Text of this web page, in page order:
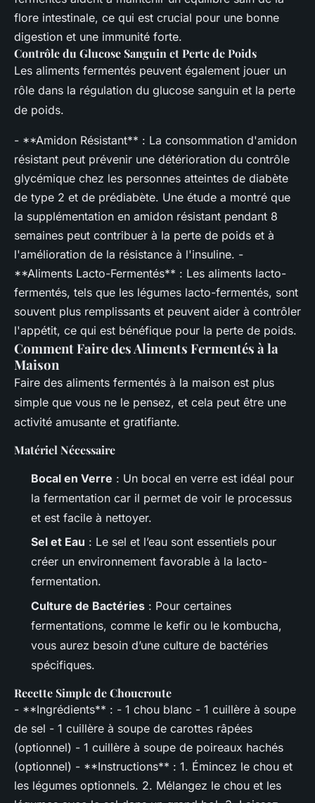
flore intestinale, ce qui est crucial pour une bonne
digestion et une immunité forte.
Contrôle du Glucose Sanguin et Perte de Poids
Les aliments fermentés peuvent également jouer un
rôle dans la régulation du glucose sanguin et la perte
de poids.
- **Amidon Résistant** : La consommation d'amidon
résistant peut prévenir une détérioration du contrôle
glycémique chez les personnes atteintes de diabète
de type 2 et de prédiabète. Une étude a montré que
la supplémentation en amidon résistant pendant 8
semaines peut contribuer à la perte de poids et à
l'amélioration de la résistance à l'insuline. -
**Aliments Lacto-Fermentés** : Les aliments lacto-
fermentés, tels que les légumes lacto-fermentés, sont
souvent plus remplissants et peuvent aider à contrôler
l'appétit, ce qui est bénéfique pour la perte de poids.
Comment Faire des Aliments Fermentés à la
Maison
Faire des aliments fermentés à la maison est plus
simple que vous ne le pensez, et cela peut être une
activité amusante et gratifiante.
Matériel Nécessaire
Bocal en Verre : Un bocal en verre est idéal pour
la fermentation car il permet de voir le processus
et est facile à nettoyer.
Sel et Eau : Le sel et l’eau sont essentiels pour
créer un environnement favorable à la lacto-
fermentation.
Culture de Bactéries : Pour certaines
fermentations, comme le kefir ou le kombucha,
vous aurez besoin d’une culture de bactéries
spécifiques.
Recette Simple de Choucroute
- **Ingrédients** : - 1 chou blanc - 1 cuillère à soupe
de sel - 1 cuillère à soupe de carottes râpées
(optionnel) - 1 cuillère à soupe de poireaux hachés
(optionnel) - **Instructions** : 1. Émincez le chou et
les légumes optionnels. 2. Mélangez le chou et les